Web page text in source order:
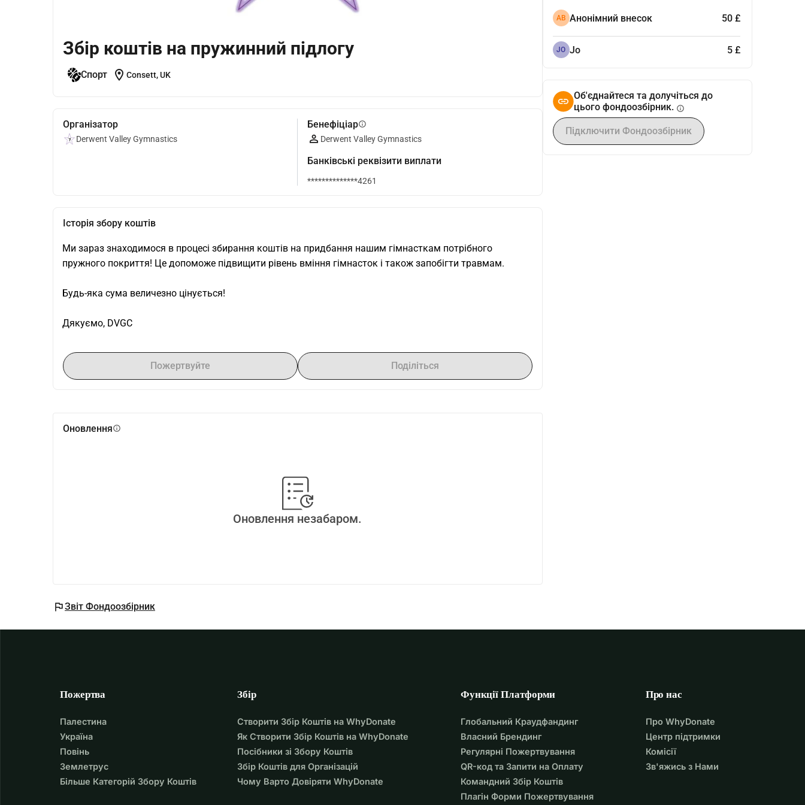
Збір коштів на пружинний підлогу
Спорт location_on Consett, UK
Організатор
Derwent Valley Gymnastics
Бенефіціарinfo
Derwent Valley Gymnastics
Банківські реквізити виплати
**************4261
Історія збору коштів
Ми зараз знаходимося в процесі збирання коштів на придбання нашим гімнасткам потрібного
пружного покриття! Це допоможе підвищити рівень вміння гімнасток і також запобігти травмам.
Будь-яка сума величезно цінується!
Дякуємо, DVGC
Пожертвуйте Поділіться
Оновленняinfo
Оновлення незабаром.
flagЗвіт Фондоозбірник
АВ Анонімний внесок 50 £
JO Jo 5 £
Об'єднайтеся та долучіться до
цього фондоозбірник. info
Підключити Фондоозбірник
Пожертва
Палестина
Україна
Повінь
Землетрус
Більше Категорій Збору Коштів
Збір
Створити Збір Коштів на WhyDonate
Як Створити Збір Коштів на WhyDonate
Посібники зі Збору Коштів
Збір Коштів для Організацій
Чому Варто Довіряти WhyDonate
Функції Платформи
Глобальний Краудфандинг
Власний Брендинг
Регулярні Пожертвування
QR-код та Запити на Оплату
Командний Збір Коштів
Плагін Форми Пожертвування
Про нас
Про WhyDonate
Центр підтримки
Комісії
Зв'яжись з Нами